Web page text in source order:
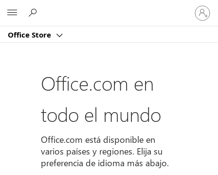
Office Store
Iniciar
sesión
en
cuenta
Office.com en
todo el mundo
Office.com está disponible en
varios países y regiones. Elija su
preferencia de idioma más abajo.